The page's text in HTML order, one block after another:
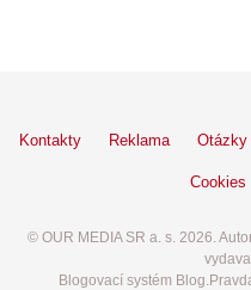
Kontakty Reklama Otázky
Cookies
© OUR MEDIA SR a. s. 2026.
Blogovací systém